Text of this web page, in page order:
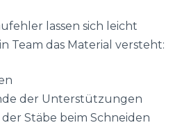
lassen sich leicht
Team das Material versteht:
der Unterstützungen
Stäbe beim Schneiden